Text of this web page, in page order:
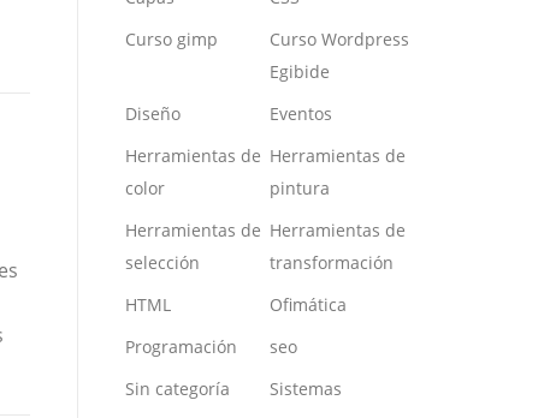
Curso gimp
Curso Wordpress
Egibide
Diseño
Eventos
Herramientas de
color
Herramientas de
pintura
Herramientas de
selección
Herramientas de
transformación
HTML
Ofimática
Programación
seo
Sin categoría
Sistemas